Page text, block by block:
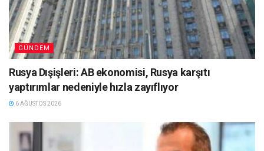
GÜNDEM
Rusya Dışişleri: AB ekonomisi, Rusya karşıtı
yaptırımlar nedeniyle hızla zayıflıyor
6 AĞUSTOS 2026